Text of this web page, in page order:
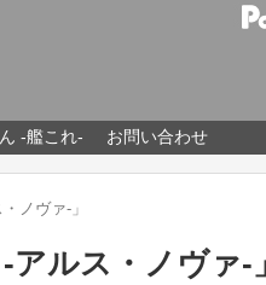
-艦これ- お問い合わせ
ノヴァ-」
アルス・ノヴァ-」